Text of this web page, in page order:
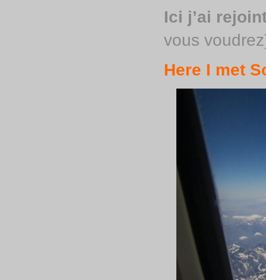
Ici j’ai
vous
Here I met